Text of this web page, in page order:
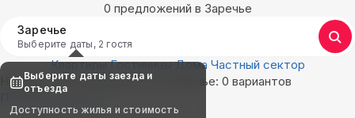
0 предложений в Заречье
Заречье
Выберите даты, 2 гостя
Квартиры Гостиницы Дома Частный сектор
Найдём, где остановиться в Заречье: 0 вариантов
Показать на карте
Выберите даты заезда и
отъезда
Доступность жилья и стоимость